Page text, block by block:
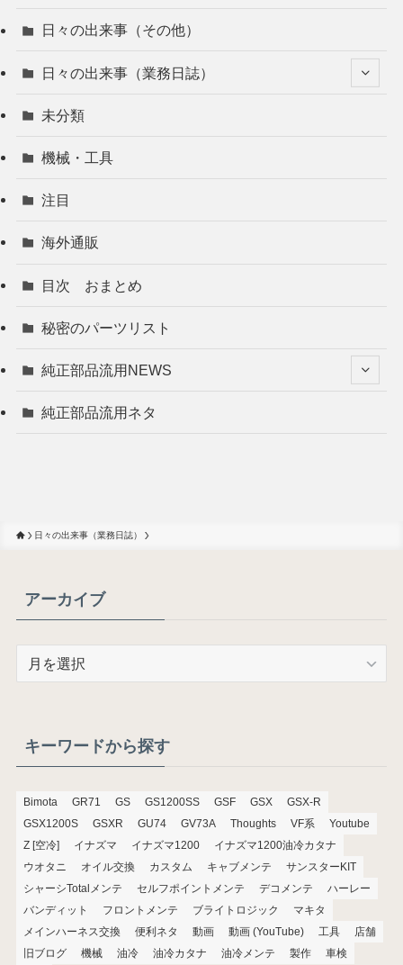
日々の出来事（その他）
日々の出来事（業務日誌）
未分類
機械・工具
注目
海外通販
目次 おまとめ
秘密のパーツリスト
純正部品流用NEWS
純正部品流用ネタ
日々の出来事（業務日誌）
アーカイブ
ブキーワードから探す
Bimota GR71 GS GS1200SS GSF GSX
GSX-R
GSX1200S
GSXR GU74 GV73A Thoughts VF系
Youtube
Z [空冷]
イナズマ イナズマ1200
イナズマ1200油冷カタナ
ウオタニ
オイル交換 カスタム キャブメンテ
サンスターKIT
シャーシTotalメンテ
セルフポイントメンテ デコメンテ
ハーレー
バンディット
フロントメンテ ブライトロジック
マキタ
メインハーネス交換
便利ネタ 動画 動画 (YouTube) 工具
店舗
旧ブログ
機械 油冷 油冷カタナ 油冷メンテ 製作 車検